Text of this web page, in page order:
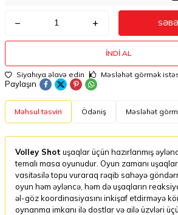
İNDI AL
Siyahıya əlavə edin Məsləhət görmək
Paylaşın
Məhsul təsviri Ödəniş Məsləhət
Volley Shot uşaqlar üçün hazırlanmış
temalı masa oyunudur. Oyun zamanı
vasitəsilə topu vuraraq rəqib sahəyə
oyun həm əyləncə, həm də uşaqların
əl-göz koordinasiyasını inkişaf etdirməyə
oynanma imkanı ilə dostlar və ailə üzvləri